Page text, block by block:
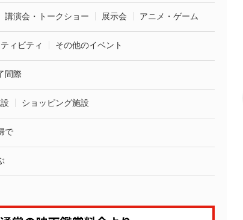
講演会・トークショー 展示会 アニメ・ゲーム
ィビティ その他のイベント
間際
ショッピング施設
で